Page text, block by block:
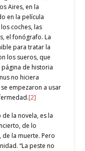
Aires, en la
en la película
coches, las
el fonógrafo. La
para tratar la
los sueros, que
de historia
no hiciera
empezaron a usar
[2]
la novela, es la
de lo
la muerte. Pero
“La peste no